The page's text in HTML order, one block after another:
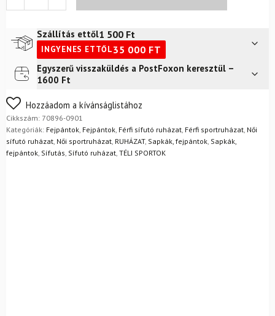
Black
mennyiség
Szállítás ettől1 500 Ft
INGYENES ETTŐL35 000 FT
Futár a címre2 400
FoxPost
Egyszerű visszaküldés a PostFoxon keresztül –
1600 Ft
Nem biztos a választásában? Semmi gond – a terméket
egyszerűen visszaküldheti 14 napon belül, indoklás nélkül.
Mik a visszaküldés feltételei?
Hozzáadom a kívánságlistához
Cikkszám: 70896-0901
Kategóriák: Fejpántok Fejpántok Férfi sífutó ruházat Férfi sportruházat Női
sífutó ruházat Női sportruházat RUHÁZAT, Sapkák, fejpántok Sapkák,
fejpántok Sífutás Sífutó ruházat TÉLI SPORTOK